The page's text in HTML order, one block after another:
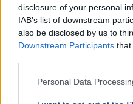
disclosure of your personal
IAB’s list of downstream
also be disclosed by us to
Downstream Participants that
Personal Data
BELFÖLD 2026. augusztus 7.
Pósfai Gábor: közel
vissza a testülethez